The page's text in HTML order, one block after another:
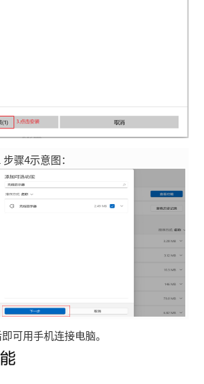
骤4示意图：
可用手机连接电脑。